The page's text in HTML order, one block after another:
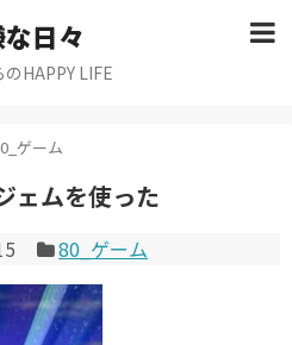
日々
HAPPY LIFE
ゲーム
ェムを使った
80_ゲーム